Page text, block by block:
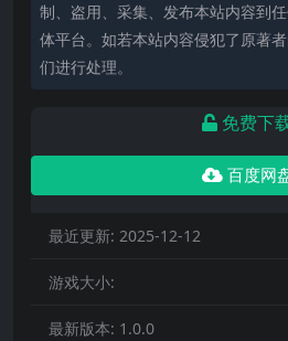
制、盗用、采集、发布本站内容到
体平台。如若本站内容侵犯了原著
们进行处理。
免费下
百度网
最近更新: 2025-12-12
游戏大小:
最新版本: 1.0.0